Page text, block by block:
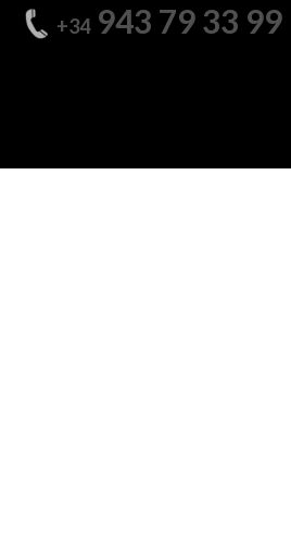
+34943 79 33 99